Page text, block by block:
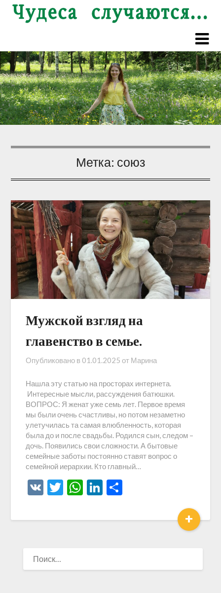
Перейти
Метка: союз
Мужской взгляд на
главенство в семье.
Опубликовано в 01.01.2025 от Марина
Нашла эту статью на просторах интернета.
Интересные мысли, рассуждения батюшки.
ВОПРОС: Я женат уже семь лет. Первое время
мы были очень счастливы, но потом незаметно
улетучилась та самая влюбленность, которая
была до и после свадьбы. Родился сын, следом –
дочь. Появились свои сложности. А бытовые
семейные заботы постоянно ставят вопрос о
семейной иерархии. Кто главный…
VK Twitter
WhatsApp
LinkedIn
+